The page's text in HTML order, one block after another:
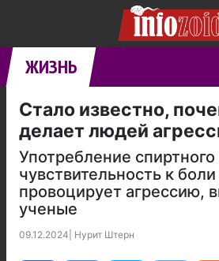
ЖИЗНЬ
Стало известно,
делает людей
Употребление
чувствительность к боли
провоцирует агрессию,
ученые
09.12.2024 Нурит Штерн